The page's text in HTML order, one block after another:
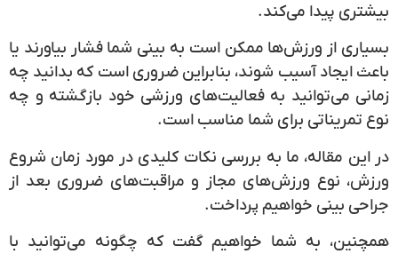
بیشتری پیدا می‌کند.
بسیاری از ورزش‌ها ممکن است به بینی شما فشار بیاورند یا
باعث ایجاد آسیب شوند، بنابراین ضروری است که بدانید چه
زمانی می‌توانید به فعالیت‌های ورزشی خود بازگشته و چه
نوع تمریناتی برای شما مناسب است.
در این مقاله، ما به بررسی نکات کلیدی در مورد زمان شروع
ورزش ، نوع ورزش‌های مجازو مراقبت‌های ضروریبعد از
جراحی بینی خواهیم پرداخت.
همچنین، به شما خواهیم گفت که چگونه می‌توانید با